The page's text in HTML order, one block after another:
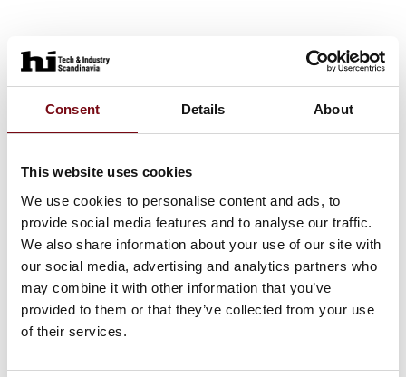
Consent Details About
This website uses cookies
We use cookies to personalise content and ads, to
provide social media features and to analyse our traffic.
We also share information about your use of our site with
our social media, advertising and analytics partners who
may combine it with other information that you’ve
provided to them or that they’ve collected from your use
of their services.
14. august 2023
Elspec PureBB elkvalitetsanalysator -
Djævlen i detaljen